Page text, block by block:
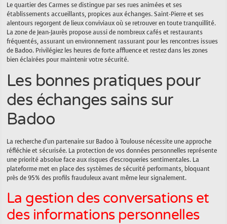
Le quartier des Carmes se distingue par ses rues animées et ses
établissements accueillants, propices aux échanges. Saint-Pierre et ses
alentours regorgent de lieux conviviaux où se retrouver en toute tranquillité.
La zone de Jean-Jaurès propose aussi de nombreux cafés et restaurants
fréquentés, assurant un environnement rassurant pour les rencontres issues
de Badoo. Privilégiez les heures de forte affluence et restez dans les zones
bien éclairées pour maintenir votre sécurité.
Les bonnes pratiques pour
des échanges sains sur
Badoo
La recherche d'un partenaire sur Badoo à Toulouse nécessite une approche
réfléchie et sécurisée. La protection de vos données personnelles représente
une priorité absolue face aux risques d'escroqueries sentimentales. La
plateforme met en place des systèmes de sécurité performants, bloquant
près de 95% des profils frauduleux avant même leur signalement.
La gestion des conversations et
des informations personnelles